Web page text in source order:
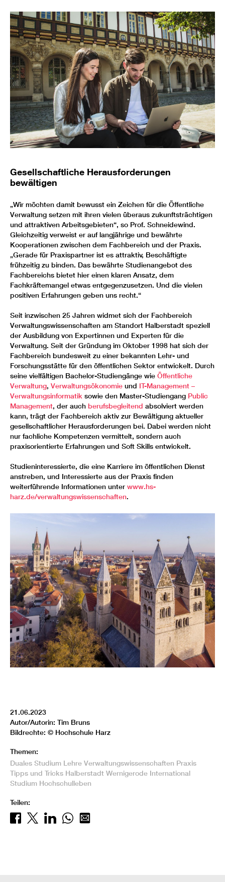
Gesellschaftliche Herausforderungen
bewältigen
„Wir möchten damit bewusst ein Zeichen für die Öffentliche
Verwaltung setzen mit ihren vielen überaus zukunftsträchtigen
und attraktiven Arbeitsgebieten“, so Prof. Schneidewind.
Gleichzeitig verweist er auf langjährige und bewährte
Kooperationen zwischen dem Fachbereich und der Praxis.
„Gerade für Praxispartner ist es attraktiv, Beschäftigte
frühzeitig zu binden. Das bewährte Studienangebot des
Fachbereichs bietet hier einen klaren Ansatz, dem
Fachkräftemangel etwas entgegenzusetzen. Und die vielen
positiven Erfahrungen geben uns recht.“
Seit inzwischen 25 Jahren widmet sich der Fachbereich
Verwaltungswissenschaften am Standort Halberstadt speziell
der Ausbildung von Expertinnen und Experten für die
Verwaltung. Seit der Gründung im Oktober 1998 hat sich der
Fachbereich bundesweit zu einer bekannten Lehr- und
Forschungsstätte für den öffentlichen Sektor entwickelt. Durch
seine vielfältigen Bachelor-Studiengänge wie Öffentliche
Verwaltung, Verwaltungsökonomie und IT-Management –
Verwaltungsinformatik sowie den Master-Studiengang Public
Management, der auch berufsbegleitend absolviert werden
kann, trägt der Fachbereich aktiv zur Bewältigung aktueller
gesellschaftlicher Herausforderungen bei. Dabei werden nicht
nur fachliche Kompetenzen vermittelt, sondern auch
praxisorientierte Erfahrungen und Soft Skills entwickelt.
Studieninteressierte, die eine Karriere im öffentlichen Dienst
anstreben, und Interessierte aus der Praxis finden
weiterführende Informationen unter www.hs-
harz.de/verwaltungswissenschaften.
21.06.2023
Autor/Autorin: Tim Bruns
Bildrechte: © Hochschule Harz
Themen:
Duales Studium Lehre Verwaltungswissenschaften Praxis
Tipps und Tricks Halberstadt Wernigerode International
Studium Hochschulleben
Teilen: